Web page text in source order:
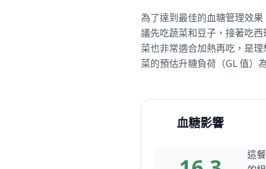
為了達到最佳的血糖管理效
議先吃蔬菜和豆子，接著吃
菜也非常適合加熱再吃，是
菜的預估升糖負荷（GL 值）
血糖影響
這